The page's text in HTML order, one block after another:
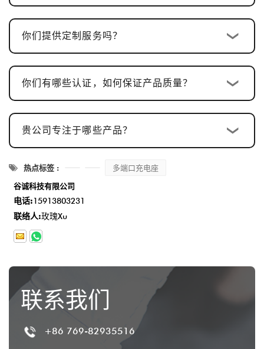
20 个工作日，确保每一个细节都符合标准。
发货及售后服务：生产完成后，交货时间通常为
2-5 个工作日，并且我们提供完善的售后服务，
以确保客户满意。
你们提供定制服务吗？
你们有哪些认证，如何保证产品质量？
贵公司专注于哪些产品？
热点标签 :
多端口充电座
谷诚科技有限公司
电话:15913803231
联络人:玫瑰Xu
联系我们
+86 769-82935516